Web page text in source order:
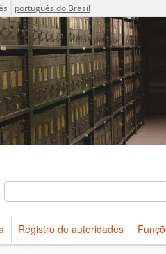
português do Brasil
do acervo do Arquivo Público do
Registro de autoridades